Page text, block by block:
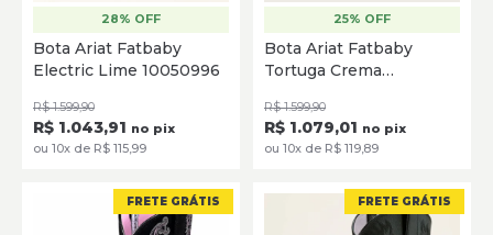
35.5 36
39
40
28% OFF
Bota Ariat Fatbaby
Electric Lime 10050996
R$ 1.599,90
R$ 1.043,91 no pix
ou 10x de R$ 115,99
35.5 36 36.5
38
39 39.5
25% OFF
Bota Ariat Fatbaby
Tortuga Crema
R$ 1.599,90
R$ 1.079,01 no pix
ou 10x de R$ 119,89
FRETE GRÁTIS FRETE GRÁTIS